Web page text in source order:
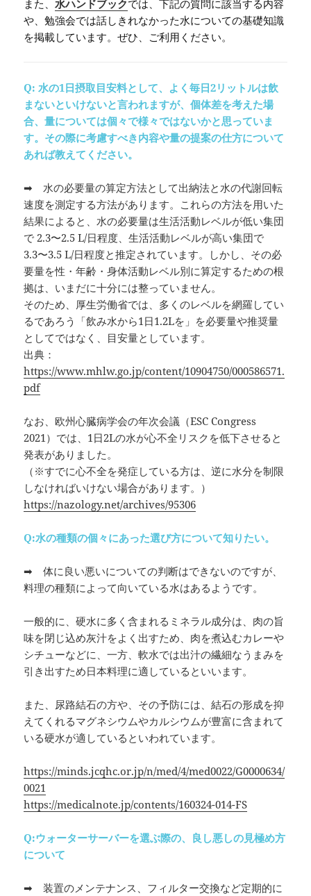
また、水ハンドブックでは、下記の質問に該当する内容
や、勉強会では話しきれなかった水についての基礎知識
を掲載しています。ぜひ、ご利用ください。
Q: 水の1日摂取目安料として、よく毎日2リットルは飲
まないといけないと言われますが、個体差を考えた場
合、量については個々で様々ではないかと思っていま
す。その際に考慮すべき内容や量の提案の仕方について
あれば教えてください。
➡ 水の必要量の算定方法として出納法と水の代謝回転
速度を測定する方法があります。これらの方法を用いた
結果によると、水の必要量は生活活動レベルが低い集団
で 2.3〜2.5 L/日程度、生活活動レベルが高い集団で
3.3〜3.5 L/日程度と推定されています。しかし、その必
要量を性・年齢・身体活動レベル別に算定するための根
拠は、いまだに十分には整っていません。
そのため、厚生労働省では、多くのレベルを網羅してい
るであろう「飲み水から1日1.2Lを」を必要量や推奨量
としてではなく、目安量としています。
出典：
https://www.mhlw.go.jp/content/10904750/000586571.
pdf
なお、欧州心臓病学会の年次会議（ESC Congress
2021）では、1日2Lの水が心不全リスクを低下させると
発表がありました。
（※すでに心不全を発症している方は、逆に水分を制限
しなければいけない場合があります。）
https://nazology.net/archives/95306
Q:水の種類の個々にあった選び方について知りたい。
➡ 体に良い悪いについての判断はできないのですが、
料理の種類によって向いている水はあるようです。
一般的に、硬水に多く含まれるミネラル成分は、肉の旨
味を閉じ込め灰汁をよく出すため、肉を煮込むカレーや
シチューなどに、一方、軟水では出汁の繊細なうまみを
引き出すため日本料理に適しているといいます。
また、尿路結石の方や、その予防には、結石の形成を抑
えてくれるマグネシウムやカルシウムが豊富に含まれて
いる硬水が適しているといわれています。
https://minds.jcqhc.or.jp/n/med/4/med0022/G0000634/
0021
https://medicalnote.jp/contents/160324-014-FS
Q:ウォーターサーバーを選ぶ際の、良し悪しの見極め方
について
➡ 装置のメンテナンス、フィルター交換など定期的に